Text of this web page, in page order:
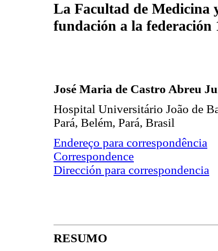
La Facultad de Medicina
fundación a la federación
José Maria de Castro Abreu
Hospital Universitário João de
Pará, Belém, Pará, Brasil
Endereço para correspondência
Correspondence
Dirección para correspondencia
RESUMO